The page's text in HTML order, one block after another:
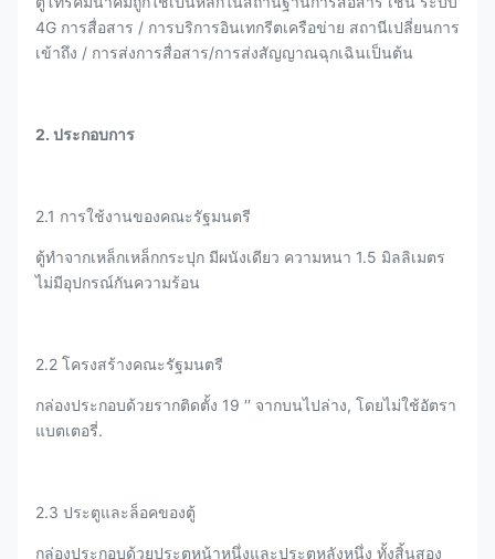
4G การสื่อสาร / การบริการอินเทกรีตเครือข่าย สถานีเปลี่ยนการ
เข้าถึง / การส่งการสื่อสาร/การส่งสัญญาณฉุกเฉินเป็นต้น
2. ประกอบการ
2.1 การใช้งานของคณะรัฐมนตรี
ตู้ทําจากเหล็กเหล็กกระปุก มีผนังเดียว ความหนา 1.5 มิลลิเมตร
ไม่มีอุปกรณ์กันความร้อน
2.2 โครงสร้างคณะรัฐมนตรี
กล่องประกอบด้วยรากติดตั้ง 19 ′′ จากบนไปล่าง, โดยไม่ใช้อัตรา
แบตเตอรี่.
2.3 ประตูและล็อคของตู้
กล่องประกอบด้วยประตูหน้าหนึ่งและประตูหลังหนึ่ง ทั้งสิ้นสอง